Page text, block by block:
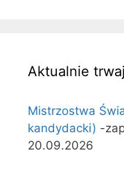
Aktualnie
Mistrzostwa
kandydacki) -
20.09.2026